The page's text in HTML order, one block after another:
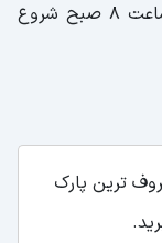
ها به ۳۰ لیر می رسد و ساعات بازدید از ساعت ۸ صبح شروع
ترین پارک